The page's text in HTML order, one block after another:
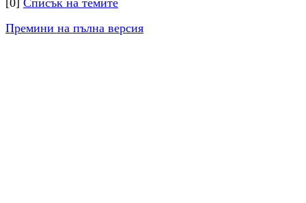
[0] Списък на темите
Премини на пълна версия